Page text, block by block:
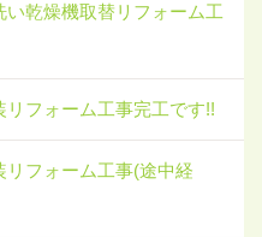
い乾燥機取替リフォーム工
リフォーム工事完工です!!
リフォーム工事(途中経